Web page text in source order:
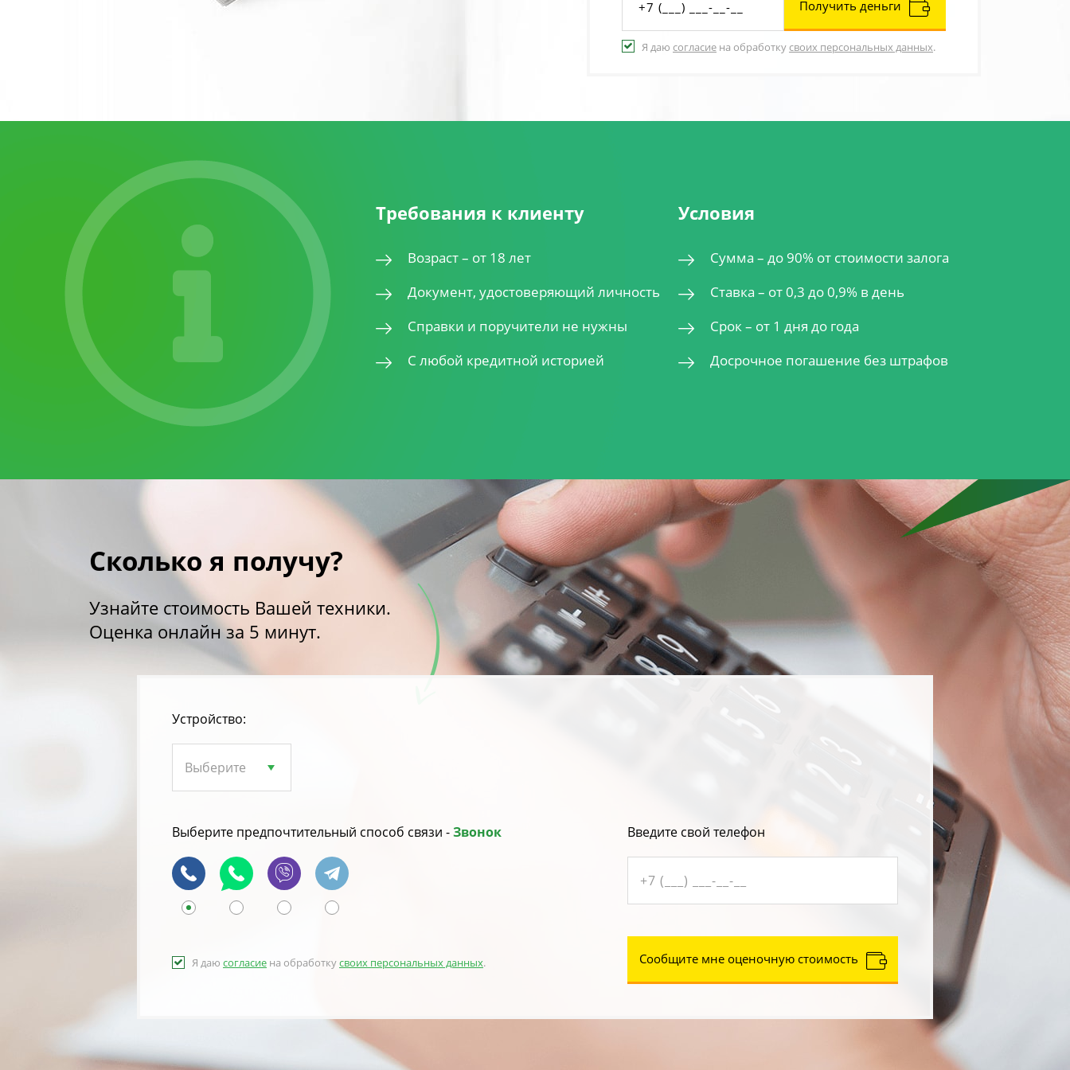
Получить деньги
Я даю согласие на обработкусвоих персональных данных.
Требования к клиенту
Возраст – от 18 лет
Документ, удостоверяющий личность
Справки и поручители не нужны
С любой кредитной историей
Условия
Сумма – до 90% от стоимости залога
Ставка – от 0,3 до 0,9% в день
Срок – от 1 дня до года
Досрочное погашение без штрафов
Сколько я получу?
Узнайте стоимость Вашей техники.
Оценка онлайн за 5 минут.
Устройство:
Выберите предпочтительный способ связи -Звонок
Я даю согласие на обработкусвоих персональных данных.
Введите свой телефон
Сообщите мне оценочную стоимость